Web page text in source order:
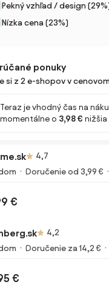
Pekný vzhľad / design
Nízka cena (23%)
ponuky
si z 2 e-shopov v
Teraz je vhodný čas na
momentálne o 3,98 € nižšia
4,7
Doručenie od 3,99 €
€
4,2
Doručenie za 14,2 €
€